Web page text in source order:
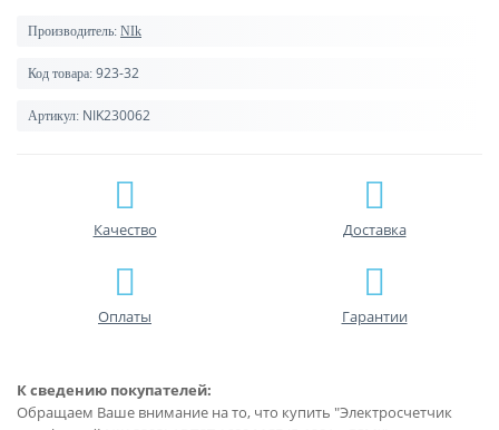
Производитель: NIk
Код товара: 923-32
Артикул: NIK230062
Качество Доставка
Оплаты Гарантии
К сведению покупателей:
Обращаем Ваше внимание на то, что купить "Электросчетчик